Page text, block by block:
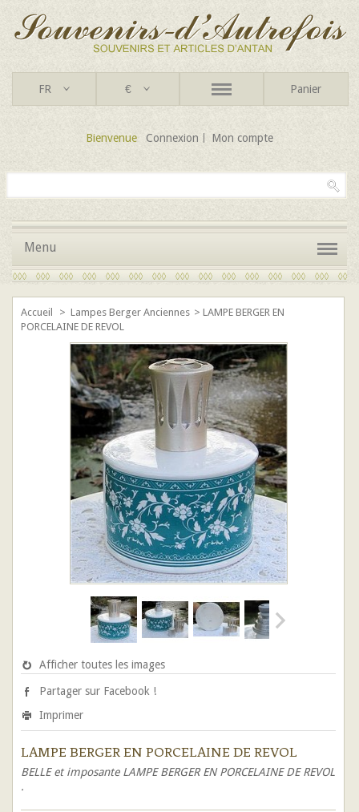
FR € Panier
Bienvenue Connexion Mon compte
Menu
Accueil > Lampes Berger Anciennes > LAMPE BERGER EN
PORCELAINE DE REVOL
Afficher toutes les images
Partager sur Facebook !
Imprimer
LAMPE BERGER EN PORCELAINE DE REVOL
BELLE et imposante LAMPE BERGER EN PORCELAINE DE REVOL
.